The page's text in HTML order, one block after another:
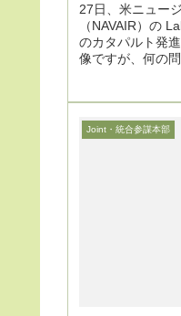
27日、米ニュー
（NAVAIR）の
のカタパルト発
像ですが、何の
Joint・統合参謀本部